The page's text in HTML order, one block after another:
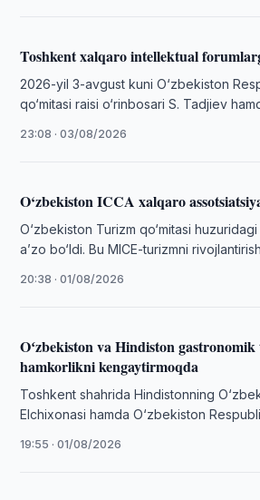
Toshkent xalqaro intellektual
2026-yil 3-avgust kuni O‘zbekiston
qo‘mitasi raisi o‘rinbosari S. Tadjiev
(Singapore …
23:08 · 03/08/2026
O‘zbekiston ICCA xalqaro
O‘zbekiston Turizm qo‘mitasi
aʼzo bo‘ldi. Bu MICE-turizmni
20:38 · 01/08/2026
Oʻzbekiston va Hindiston
hamkorlikni kengaytirmoqda
Toshkent shahrida Hindistonning
Elchixonasi hamda O‘zbekiston
bag‘ishlangan festival bo‘lib o‘tdi.
19:55 · 01/08/2026